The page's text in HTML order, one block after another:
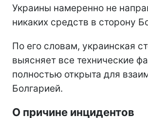
Украины намеренно не
никаких средств в сторону
По его словам, украинская
выясняет все технические
полностью открыта для
Болгарией.
О причине инцидентов